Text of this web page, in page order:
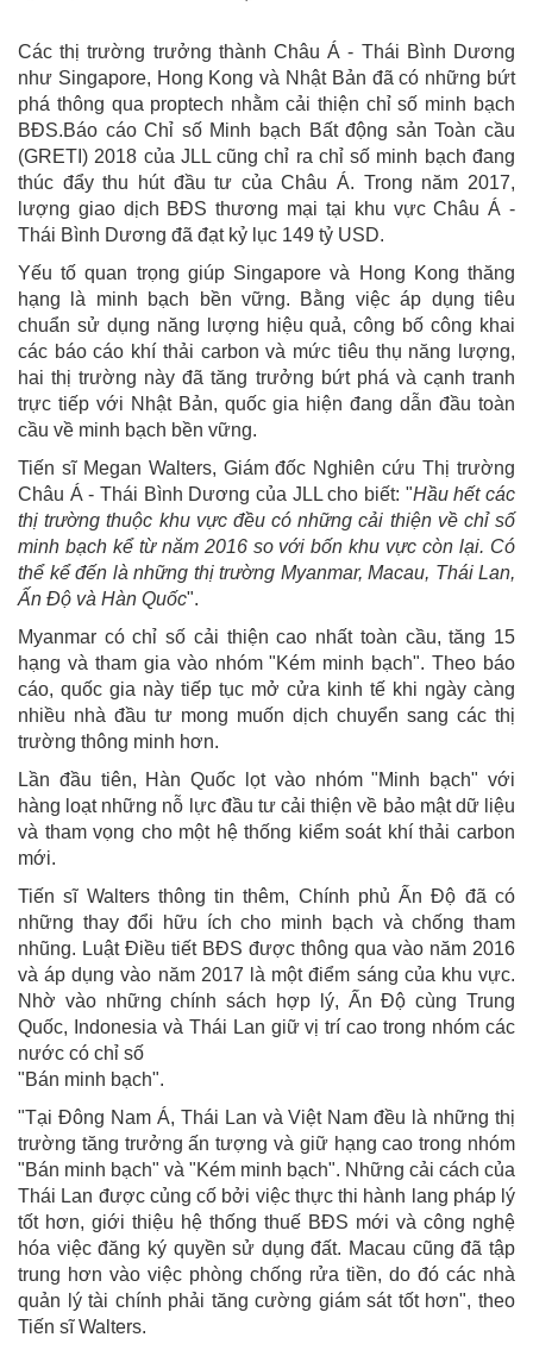
Các thị trường trưởng thành Châu Á - Thái Bình Dương
như Singapore, Hong Kong và Nhật Bản đã có những bứt
phá thông qua proptech nhằm cải thiện chỉ số minh bạch
BĐS.Báo cáo Chỉ số Minh bạch Bất động sản Toàn cầu
(GRETI) 2018 của JLL cũng chỉ ra chỉ số minh bạch đang
thúc đẩy thu hút đầu tư của Châu Á. Trong năm 2017,
lượng giao dịch BĐS thương mại tại khu vực Châu Á -
Thái Bình Dương đã đạt kỷ lục 149 tỷ USD.
Yếu tố quan trọng giúp Singapore và Hong Kong thăng
hạng là minh bạch bền vững. Bằng việc áp dụng tiêu
chuẩn sử dụng năng lượng hiệu quả, công bố công khai
các báo cáo khí thải carbon và mức tiêu thụ năng lượng,
hai thị trường này đã tăng trưởng bứt phá và cạnh tranh
trực tiếp với Nhật Bản, quốc gia hiện đang dẫn đầu toàn
cầu về minh bạch bền vững.
Tiến sĩ Megan Walters, Giám đốc Nghiên cứu Thị trường
Châu Á - Thái Bình Dương của JLL cho biết: "Hầu hết các
thị trường thuộc khu vực đều có những cải thiện về chỉ số
minh bạch kể từ năm 2016 so với bốn khu vực còn lại. Có
thể kể đến là những thị trường Myanmar, Macau, Thái Lan,
Ấn Độ và Hàn Quốc".
Myanmar có chỉ số cải thiện cao nhất toàn cầu, tăng 15
hạng và tham gia vào nhóm "Kém minh bạch". Theo báo
cáo, quốc gia này tiếp tục mở cửa kinh tế khi ngày càng
nhiều nhà đầu tư mong muốn dịch chuyển sang các thị
trường thông minh hơn.
Lần đầu tiên, Hàn Quốc lọt vào nhóm "Minh bạch" với
hàng loạt những nỗ lực đầu tư cải thiện về bảo mật dữ liệu
và tham vọng cho một hệ thống kiểm soát khí thải carbon
mới.
Tiến sĩ Walters thông tin thêm, Chính phủ Ấn Độ đã có
những thay đổi hữu ích cho minh bạch và chống tham
nhũng. Luật Điều tiết BĐS được thông qua vào năm 2016
và áp dụng vào năm 2017 là một điểm sáng của khu vực.
Nhờ vào những chính sách hợp lý, Ấn Độ cùng Trung
Quốc, Indonesia và Thái Lan giữ vị trí cao trong nhóm các
nước có chỉ số
"Bán minh bạch".
"Tại Đông Nam Á, Thái Lan và Việt Nam đều là những thị
trường tăng trưởng ấn tượng và giữ hạng cao trong nhóm
"Bán minh bạch" và "Kém minh bạch". Những cải cách của
Thái Lan được củng cố bởi việc thực thi hành lang pháp lý
tốt hơn, giới thiệu hệ thống thuế BĐS mới và công nghệ
hóa việc đăng ký quyền sử dụng đất. Macau cũng đã tập
trung hơn vào việc phòng chống rửa tiền, do đó các nhà
quản lý tài chính phải tăng cường giám sát tốt hơn", theo
Tiến sĩ Walters.